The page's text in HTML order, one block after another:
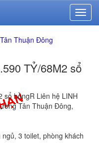
Thuận Đông
TỶ/68M2 sổ
sổ hồngR Liên hệ LINH
Tân Thuận Đông,
3 toilet, phòng khách